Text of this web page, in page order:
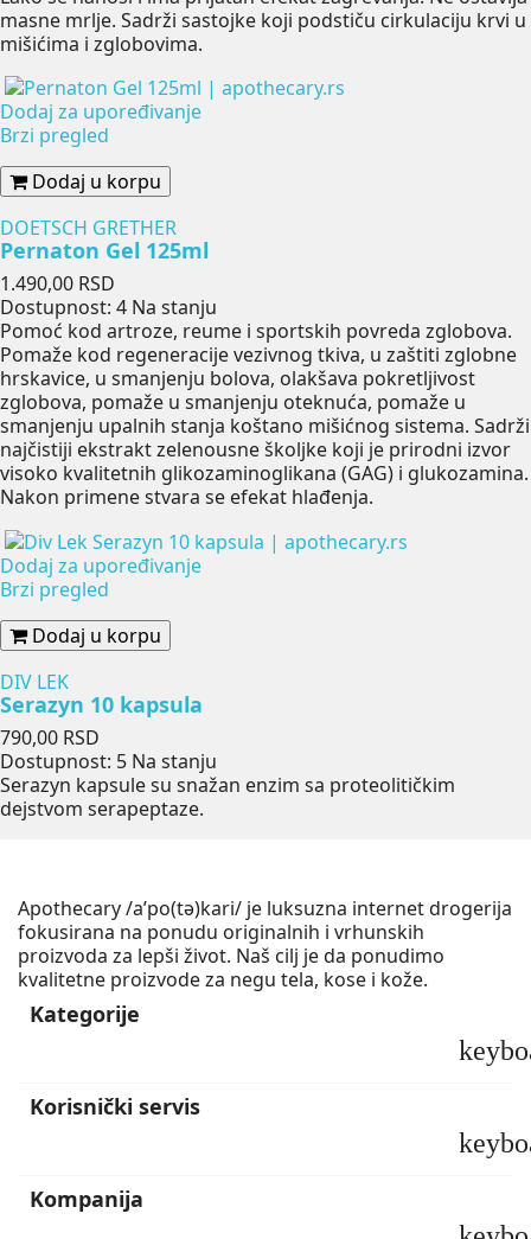
masne mrlje. Sadrži sastojke koji podstiču cirkulaciju krvi u
mišićima i zglobovima.
Dodaj za upoređivanje
Brzi pregled
Dodaj u korpu
DOETSCH GRETHER
Pernaton Gel 125ml
Cena
1.490,00 RSD
Dostupnost: 4 Na stanju
Pomoć kod artroze, reume i sportskih povreda zglobova.
Pomaže kod regeneracije vezivnog tkiva, u zaštiti zglobne
hrskavice, u smanjenju bolova, olakšava pokretljivost
zglobova, pomaže u smanjenju oteknuća, pomaže u
smanjenju upalnih stanja koštano mišićnog sistema. Sadrži
najčistiji ekstrakt zelenousne školjke koji je prirodni izvor
visoko kvalitetnih glikozaminoglikana (GAG) i glukozamina.
Nakon primene stvara se efekat hlađenja.
Dodaj za upoređivanje
Brzi pregled
Dodaj u korpu
DIV LEK
Serazyn 10 kapsula
Cena
790,00 RSD
Dostupnost: 5 Na stanju
Serazyn kapsule su snažan enzim sa proteolitičkim
dejstvom serapeptaze.
Apothecary /a’po(tə)kari/ je luksuzna internet drogerija
fokusirana na ponudu originalnih i vrhunskih
proizvoda za lepši život. Naš cilj je da ponudimo
kvalitetne proizvode za negu tela, kose i kože.
Kategorije
Korisnički servis
Kompanija